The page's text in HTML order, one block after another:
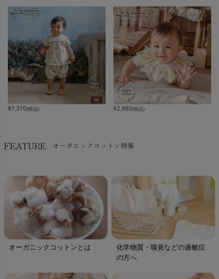
¥7,370(税込) ¥2,860(税込)
FEATURE オーガニックコットン特集
オーガニックコットンとは
化学物質・嗅覚などの過敏症
の方へ